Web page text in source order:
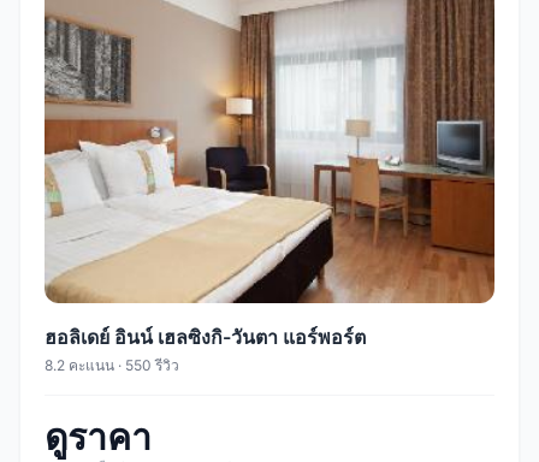
ฮอลิเดย์ อินน์ เฮลซิงกิ-วันตา แอร์พอร์ต
8.2 คะแนน · 550 รีวิว
ดูราคา